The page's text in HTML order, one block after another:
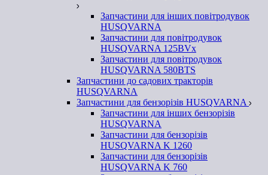
Запчастини для інших повітродувок
HUSQVARNA
Запчастини для повітродувок
HUSQVARNA 125BVx
Запчастини для повітродувок
HUSQVARNA 580BTS
Запчастини до садових тракторів
HUSQVARNA
Запчастини для бензорізів HUSQVARNA
Запчастини для інших бензорізів
HUSQVARNA
Запчастини для бензорізів
HUSQVARNA K 1260
Запчастини для бензорізів
HUSQVARNA K 760